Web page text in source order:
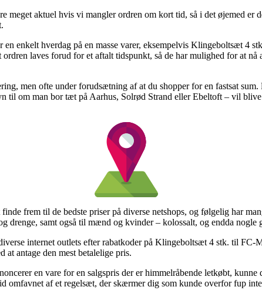
meget aktuel hvis vi mangler ordren om kort tid, så i det øjemed er
enkelt hverdag på en masse varer, eksempelvis Klingeboltsæt 4
laves forud for et aftalt tidspunkt, så de har mulighed for at nå
men ofte under forudsætning af at du shopper for en fastsat
til om man bor tæt på Aarhus, Solrød Strand eller Ebeltoft – vil
frem til de bedste priser på diverse netshops, og følgelig har
drenge, samt også til mænd og kvinder – kolossalt, og endda
internet outlets efter rabatkoder på Klingeboltsæt 4 stk. til
at antage den mest betalelige pris.
en vare for en salgspris der er himmelråbende letkøbt,
omfavnet af et regelsæt, der skærmer dig som kunde overfor fup